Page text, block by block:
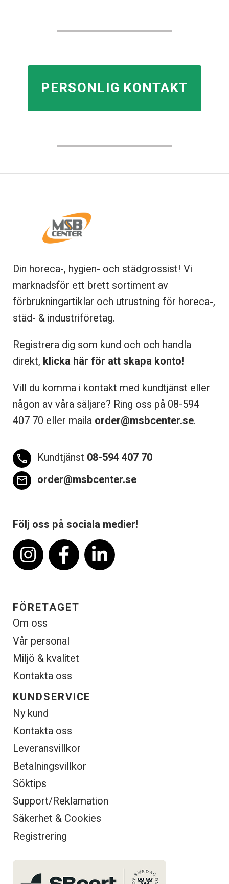
PERSONLIG KONTAKT
Din horeca-, hygien- och städgrossist! Vi
marknadsför ett brett sortiment av
förbrukningartiklar och utrustning för horeca-,
städ- & industriföretag.
Registrera dig som kund och och handla
direkt, klicka här för att skapa konto!
Vill du komma i kontakt med kundtjänst eller
någon av våra säljare? Ring oss på 08-594
407 70 eller maila order@msbcenter.se.
phone Kundtjänst 08-594 407 70
email order@msbcenter.se
Följ oss på sociala medier!
FÖRETAGET
Om oss
Vår personal
Miljö & kvalitet
Kontakta oss
KUNDSERVICE
Ny kund
Kontakta oss
Leveransvillkor
Betalningsvillkor
Söktips
Support/Reklamation
Säkerhet & Cookies
Registrering